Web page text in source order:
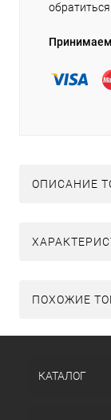
ОПИСАНИЕ
ПОХОЖИЕ
КАТАЛОГ